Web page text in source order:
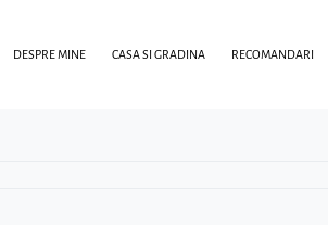
DESPRE MINE CASA SI GRADINA RECOMANDARI